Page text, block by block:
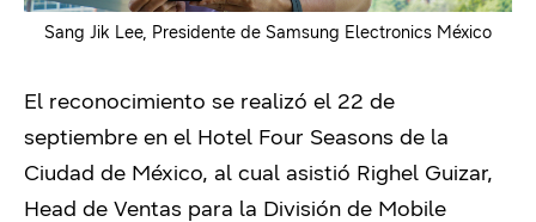
Sang Jik Lee, Presidente de Samsung Electronics México
El reconocimiento se realizó el 22 de
septiembre en el Hotel Four Seasons de la
Ciudad de México, al cual asistió Righel Guizar,
Head de Ventas para la División de Mobile